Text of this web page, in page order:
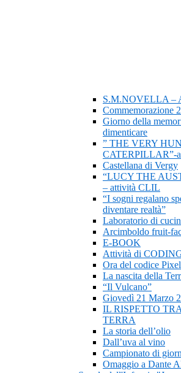
S.M.NOVELLA –
Commemorazione
Giorno della
dimenticare
” THE VERY
CATERPILLAR”-
Castellana di Vergy
“LUCY THE
– attività CLIL
“I sogni regalano
diventare realtà”
Laboratorio di
Arcimboldo fruit-
E-BOOK
Attività di
Ora del codice
La nascita della
“Il Vulcano”
Giovedì 21 Marzo
IL RISPETTO
TERRA
La storia dell’olio
Dall’uva al vino
Campionato di
Omaggio a Dante